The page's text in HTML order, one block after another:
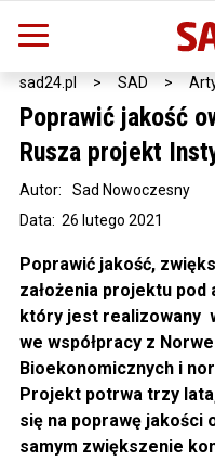
sad24.pl > SAD >
Poprawić jakość
Rusza projekt
Data: 26 lutego 2021
Autor: Sad Nowoczesny
Poprawić jakość,
założenia projektu pod
który jest realizowany
we współpracy z
Bioekonomicznych i
Projekt potrwa trzy
się na poprawę jakości
samym zwiększenie